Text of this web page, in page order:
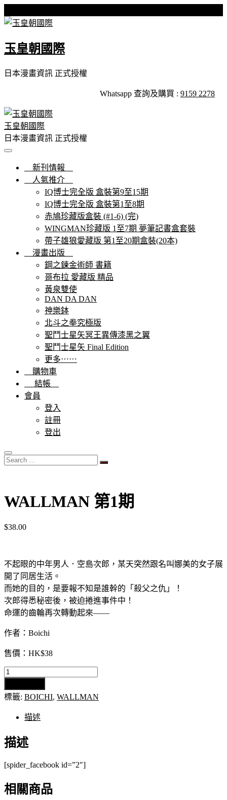
to
content
玉皇朝國際
日本漫畫資訊 正式授權
Whatsapp 查詢及購買 : 9159 2278
玉皇朝國際
日本漫畫資訊 正式授權
新刊情報
人氣推介
IQ博士完全版 盒裝第9至15期
IQ博士完全版 盒裝第1至8期
赤鳩珍藏版盒裝 (#1-6) (完)
WINGMAN珍藏版 1至7期 夢筆記書盒套裝
帶子雄狼愛藏版 第1至20期盒裝(20本)
漫畫出版
鋼之鍊金術師 書籍
哥布拉 愛藏版 精品
黃泉雙使
DAN DA DAN
神樂鉢
北斗之拳究極版
聖鬥士星矢冥王異傳漆黑之翼
聖鬥士星矢 Final Edition
更多⋯⋯
購物車
結帳
會員
登入
註冊
登出
Search
…
WALLMAN 第1期
$38.00
不起眼的中年男人．空島次郎，某天突然跟名叫娜美的女子展
開了同居生活。
而她的目的，是要報不知是誰幹的「殺父之仇」！
次郎得悉秘密後，被迫捲進事件中！
命運的齒輪再次轉動起來——
作者：Boichi
售價： HK$38
WALLMAN
1
期
標籤: BOICHI, WALLMAN
描述
描述
[spider_facebook id=”2″]
相關商品